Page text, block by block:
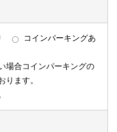
コインパーキングあ
場合コインパーキングの
ります。